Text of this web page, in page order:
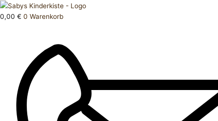
Zum
Inhalt
0,00 € 0 Warenkorb
Products
search
Spieluhr
Raupe